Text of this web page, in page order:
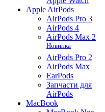
Apple AirPods
AirPods Pro 3
AirPods 4
AirPods Max 2
Новинка
AirPods Pro 2
AirPods Max
EarPods
Запчасти для
AirPods
MacBook